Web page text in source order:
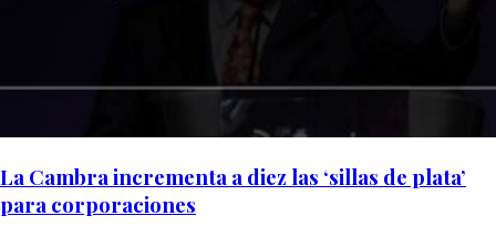
La Cambra incrementa a diez las ‘sillas de plata’
para corporaciones